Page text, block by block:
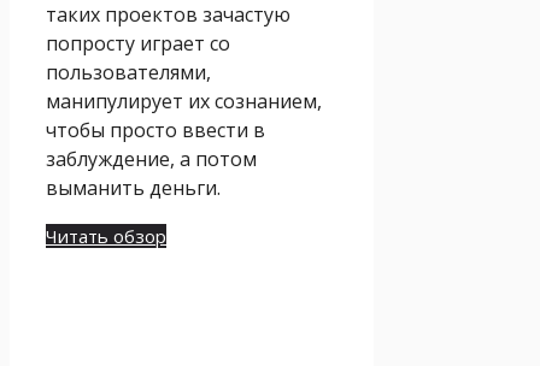
таких проектов зачастую
попросту играет со
пользователями,
манипулирует их сознанием,
чтобы просто ввести в
заблуждение, а потом
выманить деньги.
Читать обзор